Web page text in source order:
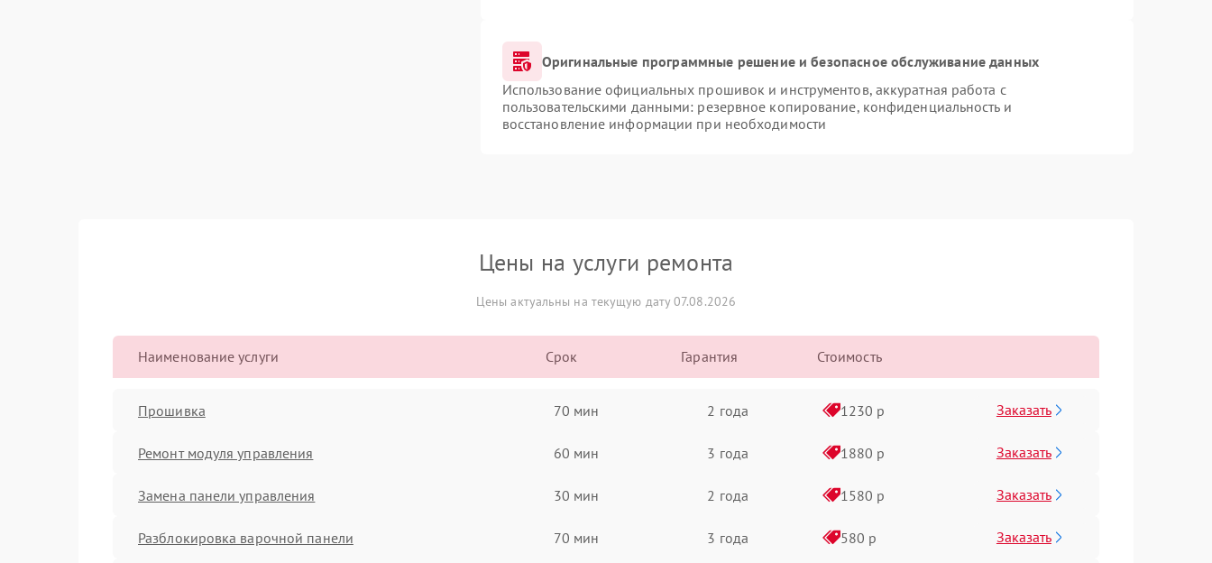
Оригинальные программные решение и безопасное обслуживание данных
Использование официальных прошивок и инструментов, аккуратная работа с
пользовательскими данными: резервное копирование, конфиденциальность и
восстановление информации при необходимости
Цены на услуги ремонта
Цены актуальны на текущую дату 07.08.2026
Наименование услуги Срок Гарантия Стоимость
Прошивка 70 мин 2 года 1230 р Заказать
Ремонт модуля управления 60 мин 3 года 1880 р Заказать
Замена панели управления 30 мин 2 года 1580 р Заказать
Разблокировка варочной панели 70 мин 3 года 580 р Заказать